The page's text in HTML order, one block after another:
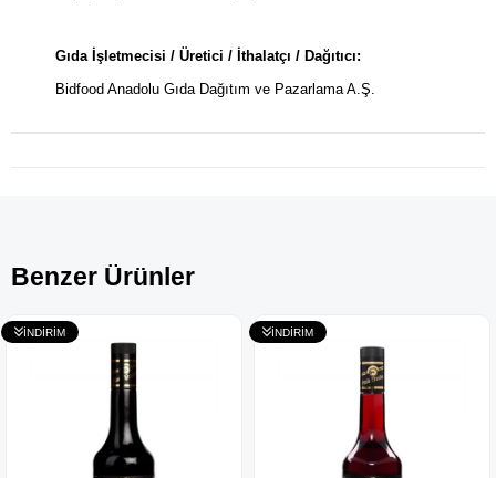
Gıda İşletmecisi / Üretici / İthalatçı / Dağıtıcı:
Bidfood Anadolu Gıda Dağıtım ve Pazarlama A.Ş.
Benzer Ürünler